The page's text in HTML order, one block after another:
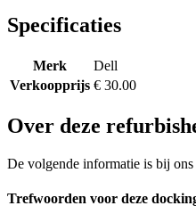
Specificaties
Merk
Dell
Verkoopprijs € 30.00
Over deze
De volgende informatie is bij
Trefwoorden voor deze